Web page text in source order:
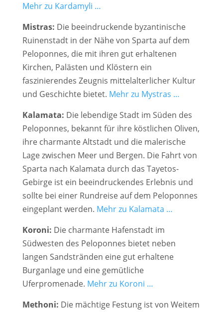
Mehr zu Kardamyli …
Mistras: Die beeindruckende byzantinische
Ruinenstadt in der Nähe von Sparta auf dem
Peloponnes, die mit ihren gut erhaltenen
Kirchen, Palästen und Klöstern ein
faszinierendes Zeugnis mittelalterlicher Kultur
und Geschichte bietet. Mehr zu Mystras …
Kalamata: Die lebendige Stadt im Süden des
Peloponnes, bekannt für ihre köstlichen Oliven,
ihre charmante Altstadt und die malerische
Lage zwischen Meer und Bergen. Die Fahrt von
Sparta nach Kalamata durch das Tayetos-
Gebirge ist ein beeindruckendes Erlebnis und
sollte bei einer Rundreise auf dem Peloponnes
eingeplant werden. Mehr zu Kalamata …
Koroni: Die charmante Hafenstadt im
Südwesten des Peloponnes bietet neben
langen Sandstränden eine gut erhaltene
Burganlage und eine gemütliche
Uferpromenade. Mehr zu Koroni …
Methoni: Die mächtige Festung ist von Weitem